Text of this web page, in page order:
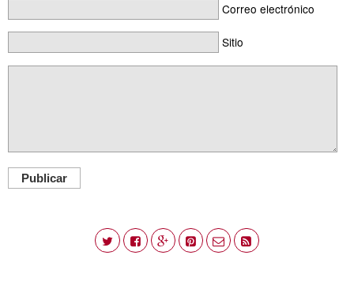
Correo electrónico
Sitio
Publicar